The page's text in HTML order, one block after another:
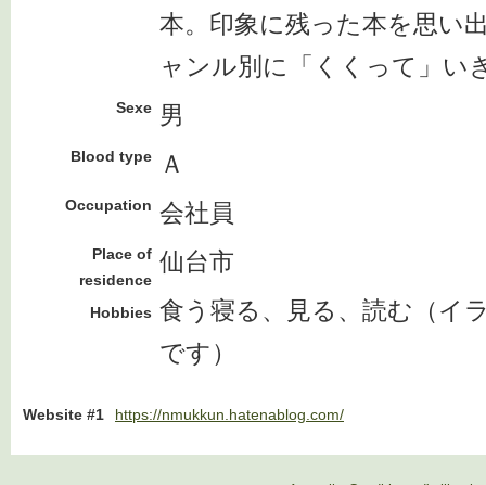
本。印象に残った本を思い
ャンル別に「くくって」い
Sexe 男
Blood type Ａ
Occupation 会社員
Place of
residence
仙台市
Hobbies 食う寝る、見る、読む（イ
です）
Website #1 https://nmukkun.hatenablog.com/